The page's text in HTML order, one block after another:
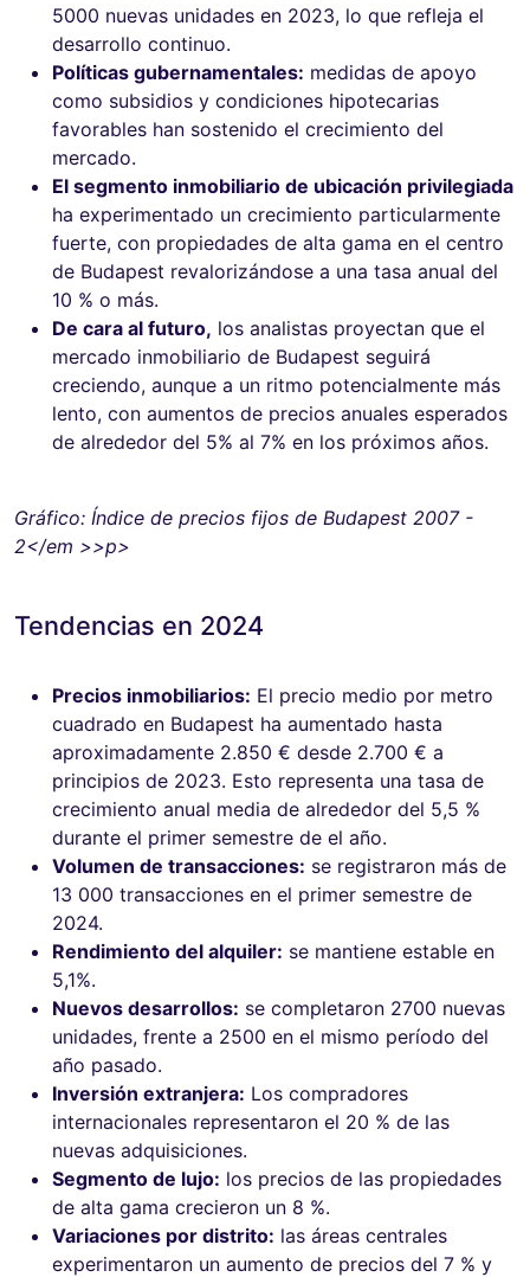
5000 nuevas unidades en 2023, lo que refleja el
desarrollo continuo.
Políticas gubernamentales: medidas de apoyo
como subsidios y condiciones hipotecarias
favorables han sostenido el crecimiento del
mercado.
El segmento inmobiliario de ubicación privilegiada
ha experimentado un crecimiento particularmente
fuerte, con propiedades de alta gama en el centro
de Budapest revalorizándose a una tasa anual del
10 % o más.
De cara al futuro, los analistas proyectan que el
mercado inmobiliario de Budapest seguirá
creciendo, aunque a un ritmo potencialmente más
lento, con aumentos de precios anuales esperados
de alrededor del 5% al ​​7% en los próximos años.
Gráfico: Índice de precios fijos de Budapest 2007 -
2</em >>p>
Tendencias en 2024
Precios inmobiliarios: El precio medio por metro
cuadrado en Budapest ha aumentado hasta
aproximadamente 2.850 € desde 2.700 € a
principios de 2023. Esto representa una tasa de
crecimiento anual media de alrededor del 5,5 %
durante el primer semestre de el año.
Volumen de transacciones: se registraron más de
13 000 transacciones en el primer semestre de
2024.
Rendimiento del alquiler: se mantiene estable en
5,1%.
Nuevos desarrollos: se completaron 2700 nuevas
unidades, frente a 2500 en el mismo período del
año pasado.
Inversión extranjera: Los compradores
internacionales representaron el 20 % de las
nuevas adquisiciones.
Segmento de lujo: los precios de las propiedades
de alta gama crecieron un 8 %.
Variaciones por distrito: las áreas centrales
experimentaron un aumento de precios del 7 % y